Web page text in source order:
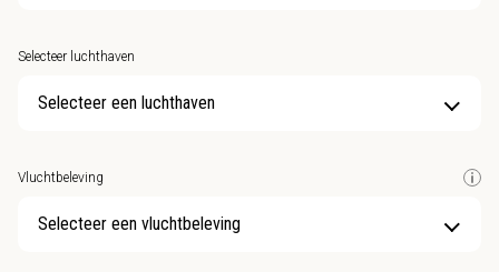
Selecteer luchthaven
Selecteer een luchthaven
Vluchtbeleving
Selecteer een vluchtbeleving